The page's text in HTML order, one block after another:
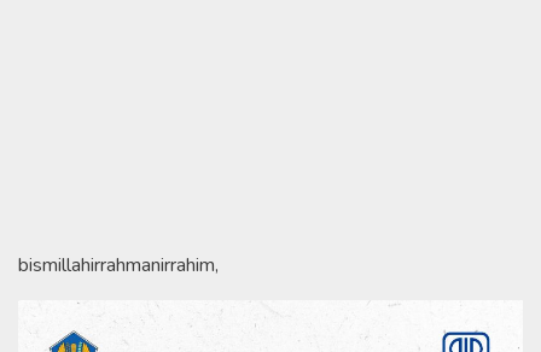
bismillahirrahmanirrahim,